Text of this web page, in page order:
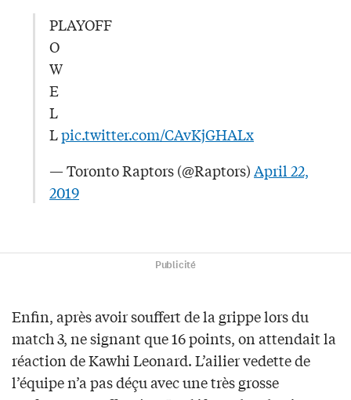
PLAYOFF
O
W
E
L
Lpic.twitter.com/CAvKjGHALx
— Toronto Raptors (@Raptors)April 22,
2019
Publicité
Enfin, après avoir souffert de la grippe lors du
match 3, ne signant que 16 points, on attendait la
réaction de Kawhi Leonard. L’ailier vedette de
l’équipe n’a pas déçu avec une très grosse